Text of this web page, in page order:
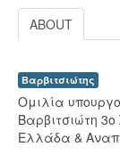
ABOUT
Βαρβιτσιώτης
Ομιλία
Βαρβιτσιώτη
Ελλάδα &